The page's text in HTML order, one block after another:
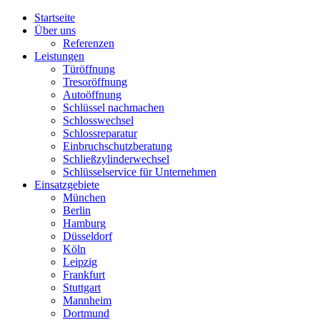
Startseite
Über uns
Referenzen
Leistungen
Türöffnung
Tresoröffnung
Аutoöffnung
Schlüssel nachmachen
Schlosswechsel
Schlossreparatur
Einbruchschutzberatung
Schließzylinderwechsel
Schlüsselservice für Unternehmen
Einsatzgebiete
München
Berlin
Hamburg
Düsseldorf
Köln
Leipzig
Frankfurt
Stuttgart
Mannheim
Dortmund